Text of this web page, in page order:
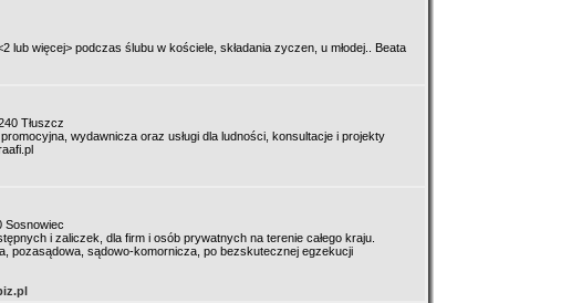
lub więcej> podczas ślubu w kościele, składania zyczen, u młodej..
Beata
Tłuszcz
wydawnicza oraz usługi dla ludności, konsultacje i projekty
Sosnowiec
i zaliczek, dla firm i osób prywatnych na terenie całego kraju.
pozasądowa, sądowo-komornicza, po bezskutecznej egzekucji